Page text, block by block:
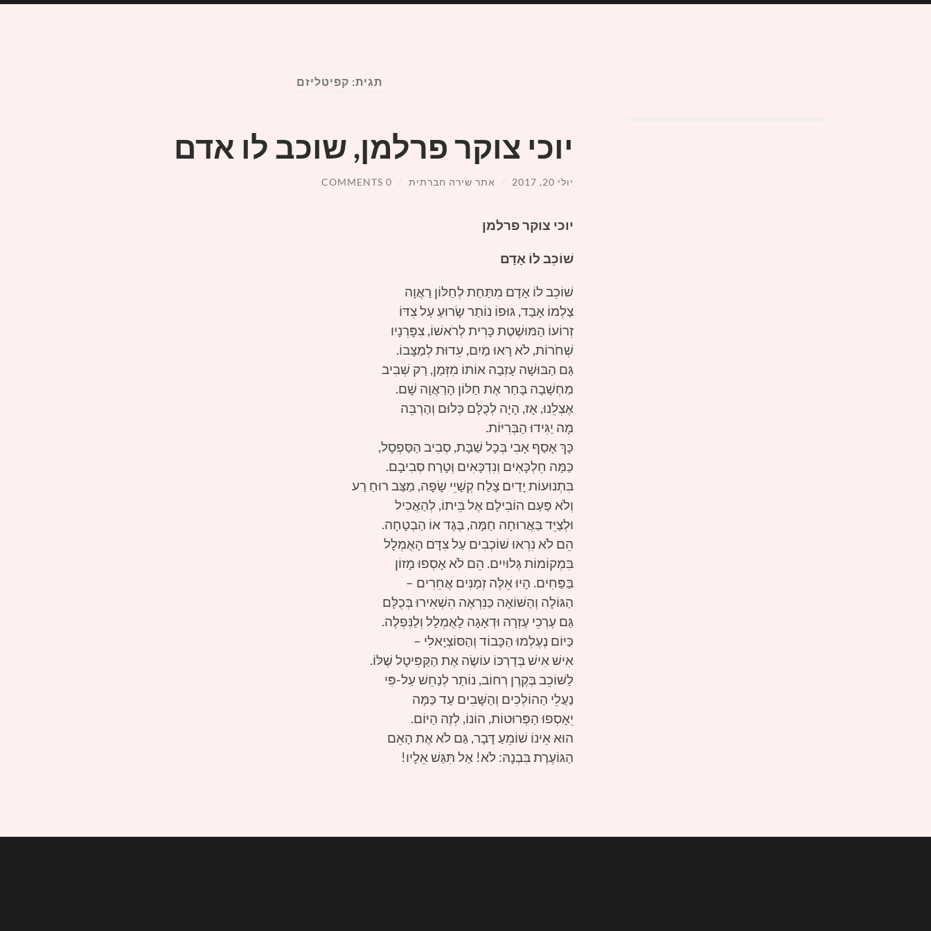
תגית: קפיטליזם
יוכי צוקר פרלמן, שוכב לו אדם
יולי 20, 2017 / אתר שירה חברתית /
0 COMMENTS
יוכי צוקר פרלמן
שׁוֹכֵב לוֹ אָדָם
שׁוֹכֵב לוֹ אָדָם מִתַּחַת לְחַלּוֹן רַאֲוָה
צַלְמוֹ אָבַד, גּוּפוֹ נוֹתַר שָׂרוּעַ עַל צִדּוֹ
זְרוֹעוֹ הַמּוּשֶׁטֶת כָּרִית לְרֹאשׁוֹ, צִפָּרְנָיו
שְׁחֹרוֹת, לֹא רָאוּ מַיִם, עֵדוּת לְמַצָּבוֹ.
גַּם הַבּוּשָׁה עָזְבָה אוֹתוֹ מִזְּמַן, רַק שְׁבִיב
מַחְשָׁבָה בָּחַר אֶת חַלּוֹן הָרַאֲוָה שָׁם.
אֶצְלֵנוּ, אָז, הָיָה לְכֻלָּם כְּלוּם וְהַרְבֵּה
מָה יַגִּידוּ הַבְּרִיּוֹת.
כָּךְ אָסַף אָבִי בְּכָל שַׁבָּת, סְבִיב הַסַּפְסָל,
כַּמָּה חֵלְכָּאִים וְנִדְכָּאִים וְטָרַח סְבִיבָם.
בִּתְנוּעוֹת יָדַיִם צָלַח קְשָׁיֵי שָׂפָה, מַצַּב רוּחַ רַע
וְלֹא פַּעַם הוֹבִילָם אֶל בֵּיתוֹ, לְהַאֲכִיל
וּלְצַיֵּד בַּאֲרוּחָה חַמָּה, בֶּגֶד אוֹ הַבְטָחָה.
הֵם לֹא נִרְאוּ שׁוֹכְבִים עַל צִדָּם הָאֻמְלָל
בִּמְקוֹמוֹת גְּלוּיִים. הֵם לֹא אָסְפוּ מָזוֹן
בַּפַּחִים. הָיוּ אֵלֶּה זְמַנִּים אֲחֵרִים –
הַגּוֹלָה וְהַשּׁוֹאָה כַּנִּרְאֶה הִשְׁאִירוּ בְּכֻלָּם
גַּם עֶרְכֵי עֶזְרָה וּדְאָגָה לָאֻמְלָל וְלַנִּפְלֶה.
כַּיּוֹם נֶעֶלְמוּ הַכָּבוֹד וְהַסּוֹצְיָאלִי –
אִישׁ אִישׁ בְּדַרְכּוֹ עוֹשֶׂה אֶת הַקַּפִּיטָל שֶׁלּוֹ.
לַשּׁוֹכֵב בְּקֶרֶן רְחוֹב, נוֹתַר לְנַחֵשׁ עַל-פִּי
נַעֲלֵי הַהוֹלְכִים וְהַשָּׁבִים עַד כַּמָּה
יֵאָסְפוּ הַפְּרוּטוֹת, הוֹנוֹ, לְזֶה הַיּוֹם.
הוּא אֵינוֹ שׁוֹמֵעַ דָּבָר, גַּם לֹא אֶת הָאֵם
הַגּוֹעֶרֶת בִּבְנָהּ: לֹא! אַל תִּגַּשׁ אֵלָיו!